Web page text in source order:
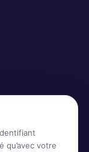
qu’avec votre